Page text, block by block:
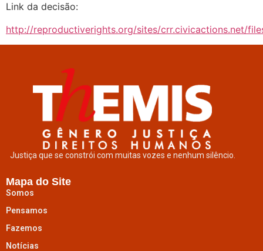
Link da decisão:
http://reproductiverights.org/sites/crr.civicactions.net/
Justiça que se constrói com muitas vozes e nenhum silêncio.
Mapa do Site
Somos
Pensamos
Fazemos
Notícias